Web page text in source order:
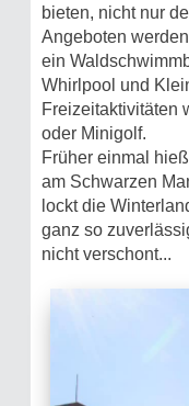
bieten, nicht nur
Angeboten
ein
Whirlpool und
Freizeitaktivitäten
oder Minigolf.
Früher einmal
am Schwarzen
lockt die
ganz so
nicht verschont...